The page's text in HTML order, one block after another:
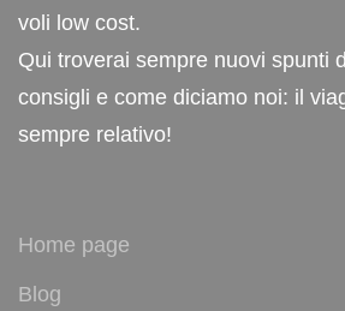
voli low cost.
Qui troverai sempre nuovi spunti
consigli e come diciamo noi: il
sempre relativo!
Home page
Blog